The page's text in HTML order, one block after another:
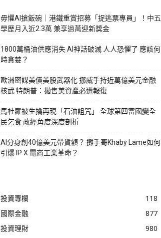
毋懼AI搶飯碗｜港鐵重賞招募「捉逃票專員」！中五
學歷月入近2.3萬 兼享過萬迎新獎金
1800萬桶油供應消失 AI神話破滅 人人恐懼了 應該何
時貪婪？
歐洲密謀美債美股武器化 挪威手持近萬億美元金融
核武 特朗普：拋售美資產必遭報復
馬杜羅被生擒再現「石油詛咒」 全球第四富國變全
民乞食 政經角度深度剖析
AI分身創40億美元帶貨額？ 攤手哥Khaby Lame如何
引爆 IP X 電商工業革命？
投資專欄
118
國際金融
877
投資理財
980